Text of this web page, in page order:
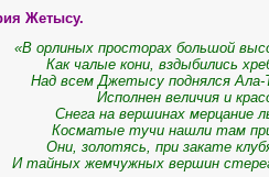
Жетысу.
«В орлиных просторах большой
Как чалые кони, вздыбились
Над всем Джетысу поднялся Ала-
Исполнен величия и
Снега на вершинах мерцание
Косматые тучи нашли там
Они, золотясь, при закате
И тайных жемчужных вершин